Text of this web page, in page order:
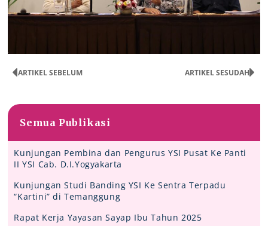
ARTIKEL SEBELUM ARTIKEL SESUDAH
Semua Publikasi
Kunjungan Pembina dan Pengurus YSI Pusat Ke Panti
II YSI Cab. D.I.Yogyakarta
Kunjungan Studi Banding YSI Ke Sentra Terpadu
“Kartini” di Temanggung
Rapat Kerja Yayasan Sayap Ibu Tahun 2025